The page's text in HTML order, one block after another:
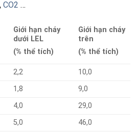
, CO2 …
Giới hạn cháy
dưới LEL
(% thể tích)
Giới hạn cháy
trên
(% thể tích)
2,2
10,0
1,8
9,0
4,0
29,0
5,0
46,0